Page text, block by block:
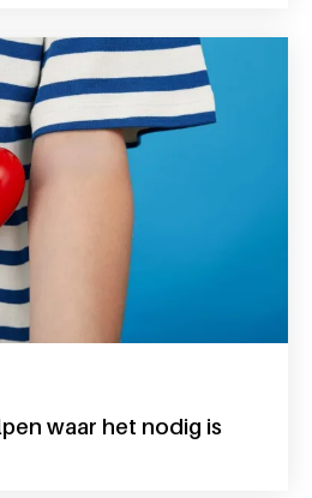
waar het nodig is
helpen waar het nodig is